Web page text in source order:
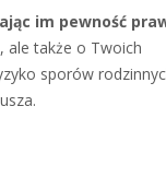
im pewność
ale także o Twoich
sporów